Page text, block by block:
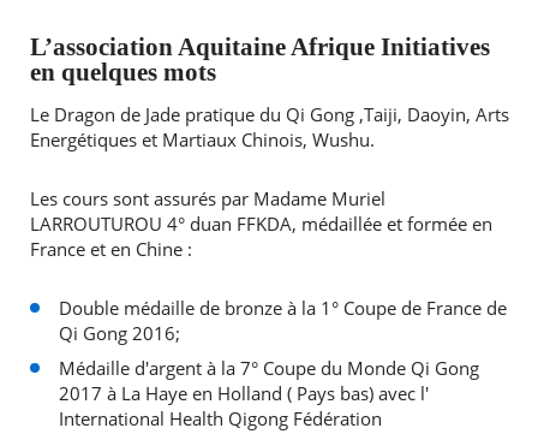
Eco
FAQ
Kiosque
Facebook Instagram
RECHERCHER ...
L’association Aquitaine Afrique Initiatives
en quelques mots
Le Dragon de Jade pratique du Qi Gong ,Taiji, Daoyin, Arts
Energétiques et Martiaux Chinois, Wushu.
Les cours sont assurés par Madame Muriel
LARROUTUROU 4° duan FFKDA, médaillée et formée en
France et en Chine :
Double médaille de bronze à la 1° Coupe de France de
Qi Gong 2016;
Médaille d'argent à la 7° Coupe du Monde Qi Gong
2017 à La Haye en Holland ( Pays bas) avec l'
International Health Qigong Fédération